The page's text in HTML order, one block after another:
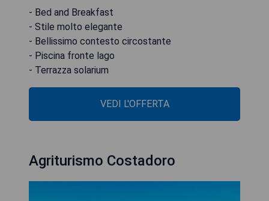
- Bed and Breakfast
- Stile molto elegante
- Bellissimo contesto circostante
- Piscina fronte lago
- Terrazza solarium
VEDI L'OFFERTA
Agriturismo Costadoro